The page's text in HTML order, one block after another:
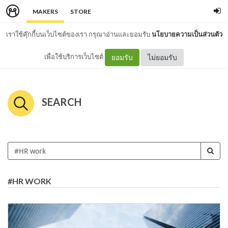
MAKERS STORE
เราใช้คุ๊กกี้บนเว็บไซต์ของเรา กรุณาอ่านและยอมรับนโยบายความเป็นส่วนตัว
เพื่อใช้บริการเว็บไซต์ ยอมรับ ไม่ยอมรับ
SEARCH
#HR WORK